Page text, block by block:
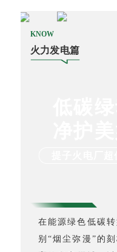
KNOW
火力发电篇
在能源绿色低碳
别“烟尘弥漫”的